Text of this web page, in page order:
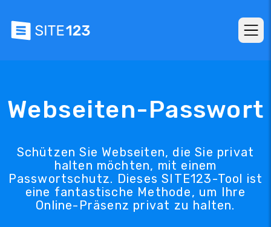
Webseiten-Passwort
Schützen Sie Webseiten, die Sie privat
halten möchten, mit einem
Passwortschutz. Dieses SITE123-Tool ist
eine fantastische Methode, um Ihre
Online-Präsenz privat zu halten.